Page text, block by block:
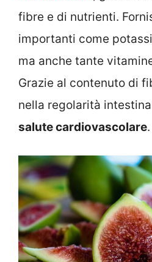
fibre e di nutrienti.
importanti come
ma anche tante
Grazie al contenuto di
nella regolarità
salute cardiovascolare.